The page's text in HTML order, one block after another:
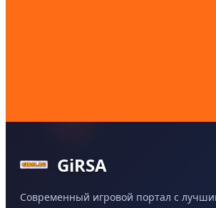
GiRSA
Современный игровой портал с